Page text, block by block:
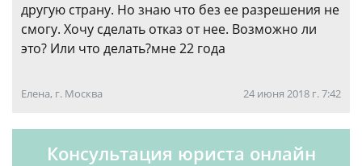
другую страну. Но знаю что без ее разрешения не
смогу. Хочу сделать отказ от нее. Возможно ли
это? Или что делать?мне 22 года
Елена, г. Москва 24 июня 2018 г. 7:42
Консультация юриста онлайн